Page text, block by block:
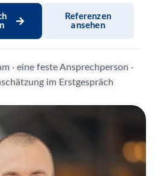
Referenzen
ansehen
· eine feste Ansprechperson ·
im Erstgespräch